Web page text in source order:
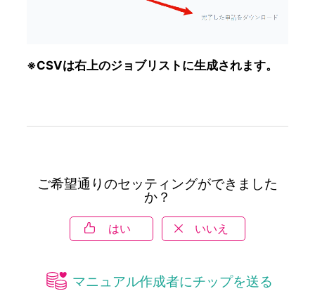
※CSVは右上のジョブリストに生成されます。
ご希望通りのセッティングができました
か？
はい いいえ
マニュアル作成者にチップを送る